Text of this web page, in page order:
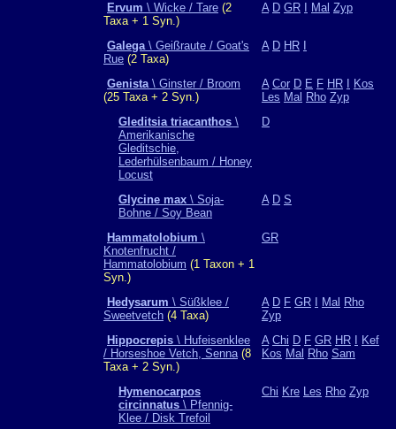
Ervum \ Wicke / Tare (2
Taxa + 1 Syn.)
A D GR Mal Zyp
Galega\ Geißraute / Goat's
Rue (2 Taxa)
A D HR
Genista\ Ginster / Broom
(25 Taxa + 2 Syn.)
A Cor D E F HR
Kos
Les Mal Rho Zyp
Gleditsia triacanthos \
Amerikanische
Gleditschie,
Lederhülsenbaum / Honey
Locust
D
Glycine max \ Soja-
Bohne / Soy Bean
A D S
Hammatolobium \
Knotenfrucht /
Hammatolobium (1 Taxon + 1
Syn.)
GR
Hedysarum \ Süßklee /
Sweetvetch (4 Taxa)
A D F GR Mal Rho
Zyp
Hippocrepis \ Hufeisenklee
/ Horseshoe Vetch, Senna(8
Taxa + 2 Syn.)
A Chi D F GR HR
Kef
Kos Mal Rho Sam
Hymenocarpos
circinnatus \ Pfennig-
Klee / Disk Trefoil
Chi Kre Les Rho Zyp